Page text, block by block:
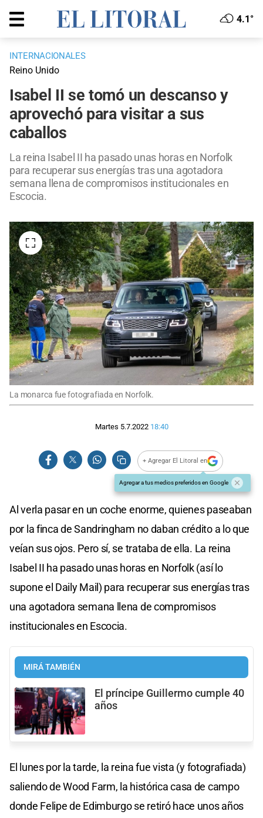
4.1°
INTERNACIONALES
Reino Unido
Isabel II se tomó un descanso y
aprovechó para visitar a sus
caballos
La reina Isabel II ha pasado unas horas en Norfolk
para recuperar sus energías tras una agotadora
semana llena de compromisos institucionales en
Escocia.
La monarca fue fotografiada en Norfolk.
Martes 5.7.2022 18:40
+ Agregar El Litoral en
Agregar a tus medios preferidos en Google
Al verla pasar en un coche enorme, quienes paseaban
por la finca de Sandringham no daban crédito a lo que
veían sus ojos. Pero sí, se trataba de ella. La reina
Isabel II ha pasado unas horas en Norfolk (así lo
supone el Daily Mail) para recuperar sus energías tras
una agotadora semana llena de compromisos
institucionales en Escocia.
MIRÁ TAMBIÉN
El príncipe Guillermo cumple 40
años
El lunes por la tarde, la reina fue vista (y fotografiada)
saliendo de Wood Farm, la histórica casa de campo
donde Felipe de Edimburgo se retiró hace unos años